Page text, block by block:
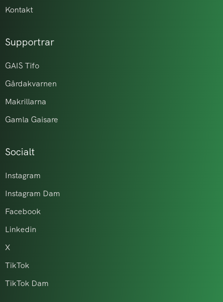
Kontakt
Supportrar
GAIS Tifo
Gårdakvarnen
Makrillarna
Gamla Gaisare
Socialt
Instagram
Instagram Dam
Facebook
Linkedin
X
TikTok
TikTok Dam